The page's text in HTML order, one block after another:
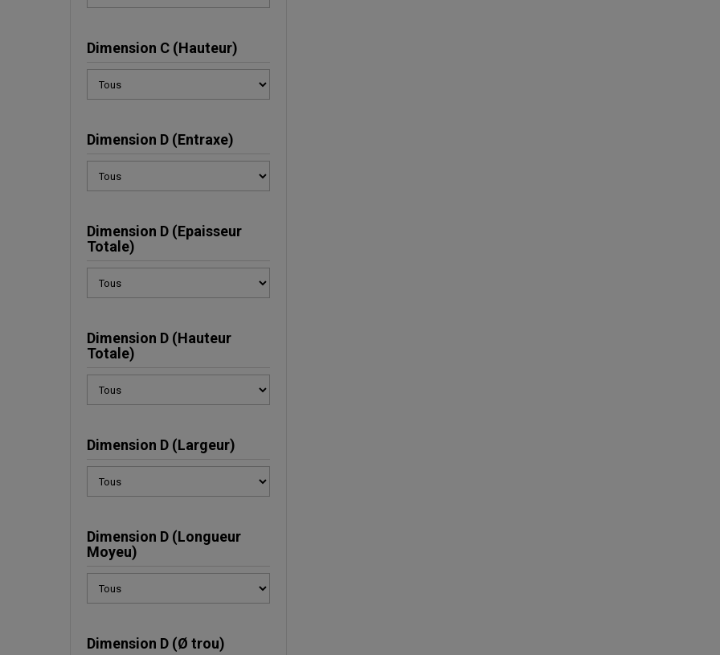
Dimension C (Hauteur)
Dimension D (Entraxe)
Dimension D (Epaisseur
Totale)
Dimension D (Hauteur
Totale)
Dimension D (Largeur)
Dimension D (Longueur
Moyeu)
Dimension D (Ø trou)